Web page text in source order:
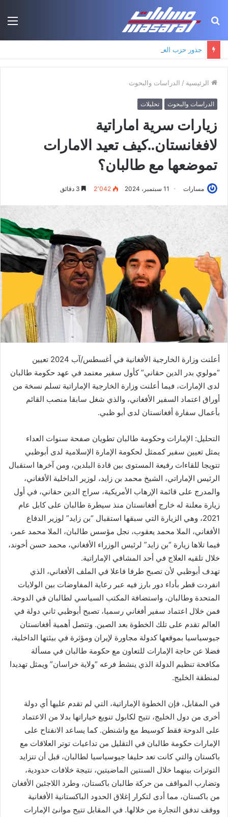
بحث
الرئيسية / الدراسات والبحوث
الدراسات والبحوث تحليلات
زيارات سرية اماراتية
لافغانستان..كيف تعيد الامارات
تموضعها مع طالبان؟
مسارات 11 سبتمبر، 2024 2٬042
أعلنت وزارة الخارجية الأفغانية في أغسطس/آب 2024 تعيين
“مولوي بدر الدين حقاني” كأول سفير معتمد في عهد حكومة طالبان
لدى الإمارات، فيما أعلنت وزارة الخارجية الإماراتية تسلم نسخة من
أوراق اعتماد السفير الأفغاني، والذي شغل سابقا منصب القائم
بأعمال سفارة أفغانستان لدى أبو ظبي.
التحليل: الإمارات وحكومة طالبان تطويان صفحة سنوات العداء
يمثل تعيين سفير كممثل لحكومة الإمارة الإسلامية لدى أبوظبي
تتويجا للقاءات رفيعة المستوى بين قادة البلدين، ومن آخرها استقبال
الرئيس الإماراتي، الشيخ محمد بن زايد، لوزير الداخلية الأفغاني،
والمدرج على قائمة الإرهاب الأمريكية، سراج الدين حقاني، في أول
زيارة معلنة له خارج أفغانستان منذ سيطرة طالبان على كابل عام
2021، وهي الزيارة التي سبقها استقبال “بن زايد” لوزير الدفاع
الأفغاني، الملا محمد يعقوب، نجل مؤسس طالبان، الملا محمد عمر،
فيما تلاها زيارة “بن زايد” لرئيس الوزراء الأفغاني، محمد حسن أخوند،
خلال تلقيه العلاج في أحد المشافي الإماراتية.
تهدف أبوظبي لأن تصبح طرفا فاعلا في الملف الأفغاني، الذي
انفردت قطر بأداء دور بارز فيه عبر رعاية المفاوضات بين الولايات
المتحدة وطالبان، واستضافة المكتب السياسي لطالبان في الدوحة.
فمن خلال اعتماد سفير أفغاني رسميا، تصبح أبوظبي ثاني دولة في
العالم تقدم على تلك الخطوة بعد الصين. وتتصل أهمية أفغانستان
جيوسياسيا بموقعها كدولة مجاورة لإيران ومؤثرة في بيئتها الداخلية،
فضلا عن حاجة الإمارات للتعاون مع حكومة طالبان في مسألة
مكافحة تنظيم الدولة الذي ينشط فرعه “ولاية خراسان” ويمثل تهديدا
لمنطقة الخليج.
في المقابل، فإن الخطوة الإماراتية، التي لم تقدم عليها أي دولة
أخرى من دول الخليج، تتيح لكابول تنويع خياراتها بدلا من الاعتماد
على الدوحة فقط كوسيط مع واشنطن. كما يساعد الانفتاح على
الإمارات حكومة طالبان في التقليل من تداعيات توتر العلاقات مع
باكستان والتي كانت تعد حليفا جيوسياسيا لطالبان، قبل أن تتزايد
التوترات بينهما خلال السنتين الماضيتين، نتيجة خلافات حدودية،
وتضارب المواقف من حركة طالبان باكستان، وطرد اللاجئين الأفغان
من باكستان، مما أدى لتكرار إغلاق الحدود الباكستانية الأفغانية
ووقف تدفق التجارة من خلالها. في المقابل تتيح موانئ الإمارات